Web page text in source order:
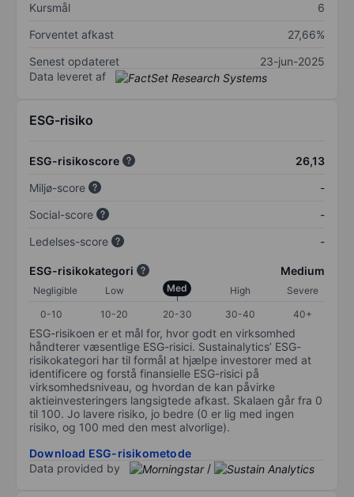
Kursmål
6
Forventet afkast
27,66%
Senest opdateret
23-jun-2025
Data leveret af
ESG-risiko
ESG-risikoscore
26,13
Miljø-score
-
Social-score
-
Ledelses-score
-
ESG-risikokategori Medium
Negligible Low Med High
Severe
0-10
10-20 20-30 30-40 40+
ESG-risikoen er et mål for, hvor godt en virksomhed
håndterer væsentlige ESG-risici. Sustainalytics’ ESG-
risikokategori har til formål at hjælpe investorer med at
identificere og forstå finansielle ESG-risici på
virksomhedsniveau, og hvordan de kan påvirke
aktieinvesteringers langsigtede afkast. Skalaen går fra 0
til 100. Jo lavere risiko, jo bedre (0 er lig med ingen
risiko, og 100 med den mest alvorlige).
Download ESG-risikometode
Data provided by
/